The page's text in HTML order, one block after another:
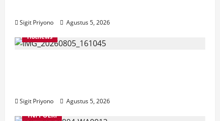
Sigit Priyono
Agustus 5, 2026
Hotnews
Sigit Priyono
Agustus 5, 2026
TNI POLRI